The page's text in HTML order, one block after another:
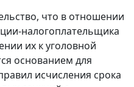
что в отношении
налогоплательщика
их к уголовной
основанием для
исчисления срока